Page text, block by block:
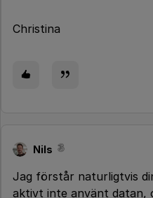
Christina
Nils
Jag förstår naturligtvis
aktivt inte använt datan,